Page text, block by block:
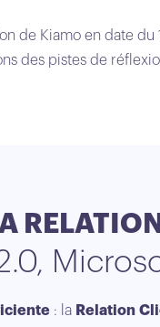
de Kiamo en date
des pistes de
: la Relation